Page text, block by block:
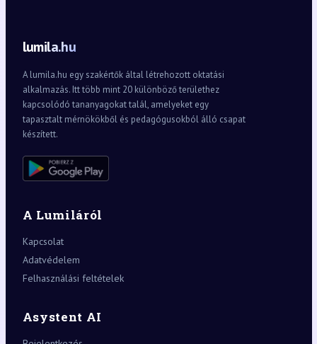
lumila.hu
A lumila.hu egy szakértők által létrehozott oktatási
alkalmazás. Itt több mint 20 különböző területhez
kapcsolódó tananyagokat talál, amelyeket egy
tapasztalt mérnökökből és pedagógusokból álló csapat
készített.
A Lumiláról
Kapcsolat
Adatvédelem
Felhasználási feltételek
Asystent AI